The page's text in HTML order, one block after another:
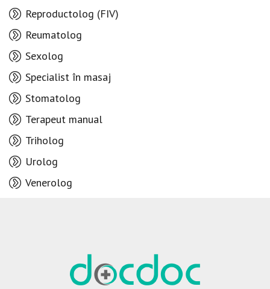
Reproductolog (FIV)
Reumatolog
Sexolog
Specialist în masaj
Stomatolog
Terapeut manual
Triholog
Urolog
Venerolog